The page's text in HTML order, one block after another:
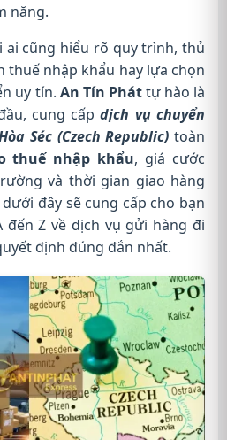
năng.
ai cũng hiểu rõ quy trình, thủ
thuế nhập khẩu hay lựa chọn
uy tín. An Tín Pháttự hào là
cung cấpdịch vụ chuyển
Séc (Czech Republic) toàn
thuế nhập khẩu, giá cước
và thời gian giao hàng
đây sẽ cung cấp cho bạn
Z về dịch vụ gửi hàng đi
định đúng đắn nhất.